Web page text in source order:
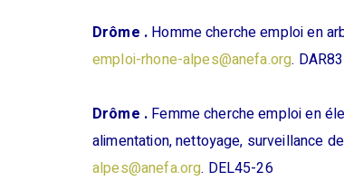
Drôme . Homme cherche emploien
emploi-rhone-alpes@anefa.org.
Drôme . Femme cherche emploi en
alimentation, nettoyage, surveillance
alpes@anefa.org. DEL45-26